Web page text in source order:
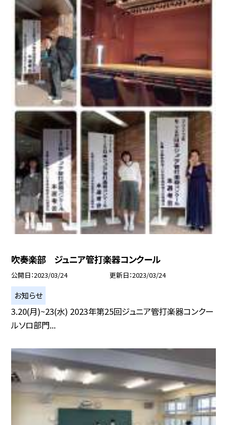
吹奏楽部 ジュニア管打楽器コンクール
公開日 2023/03/24 更新日 2023/03/24
お知らせ
3.20(月)~23(水) 2023年第25回ジュニア管打楽器コンクー
ルソロ部門...